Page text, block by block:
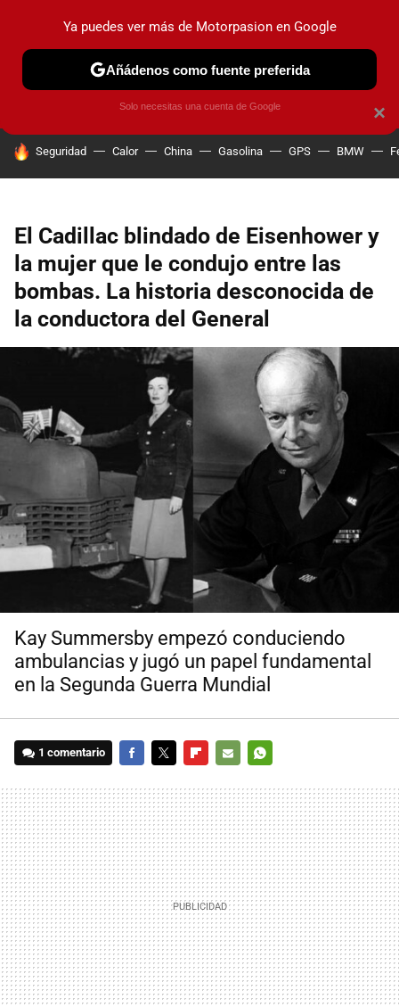
PRUEBAS COCHES ELÉCTRICOS OBSERVATORIO
HOY SE HABLA DE
Seguridad Calor China Gasolina GPS BMW
El Cadillac blindado de Eisenhower y
la mujer que le condujo entre las
bombas. La historia desconocida de
la conductora del General
Kay Summersby empezó conduciendo
ambulancias y jugó un papel fundamental
en la Segunda Guerra Mundial
1 comentario
MAIL
×
Ya puedes ver más de Motorpasion en Google
Añádenos como fuente preferida
Solo necesitas una cuenta de Google